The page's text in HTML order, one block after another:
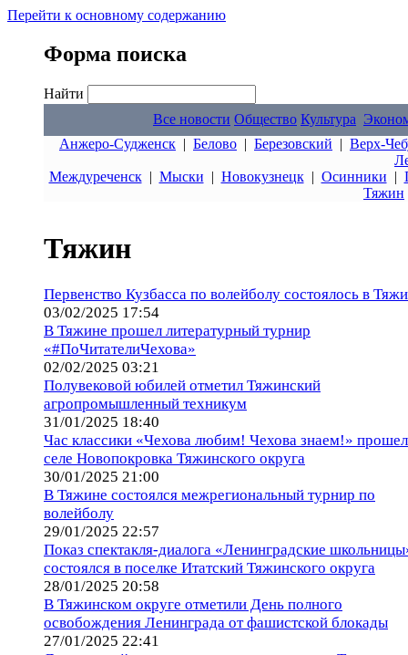
Перейти к основному содержанию
Форма поиска
Найти
Все новости Общество Культура
Анжеро-Судженск | Белово | Березовский | Верх-
Междуреченск| Мыски | Новокузнецк| Осинники |
Тяжин
Тяжин
Первенство Кузбасса по волейболу состоялось в
03/02/2025 17:54
В Тяжине прошел литературный турнир
«#ПоЧитателиЧехова»
02/02/2025 03:21
Полувековой юбилей отметил Тяжинский
агропромышленный техникум
31/01/2025 18:40
Час классики «Чехова любим! Чехова знаем!»
селе Новопокровка Тяжинского округа
30/01/2025 21:00
В Тяжине состоялся межрегиональный турнир по
волейболу
29/01/2025 22:57
Показ спектакля-диалога «Ленинградские
состоялся в поселке Итатский Тяжинского округа
28/01/2025 20:58
В Тяжинском округе отметили День полного
освобождения Ленинграда от фашистской блокады
27/01/2025 22:41